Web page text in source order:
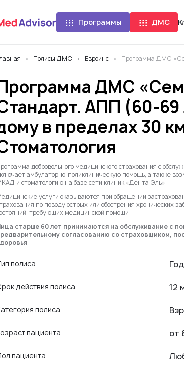
Программы ДМС
Полисы ДМС Евроинс Программа ДМС
ДМС
АПП (60-
в пределах 30
добровольного медицинского страхования с
амбулаторно-поликлиническую помощь, а также
и стоматологию на базе сети клиник «Дента-Эль».
услуги оказываются при обращении
по поводу острых или обострения хронических
требующих медицинской помощи
старше 60 лет принимаются на обслуживание с
согласованию со страховщиком,
полиса
действия полиса 12
полиса
пациента от
пациента